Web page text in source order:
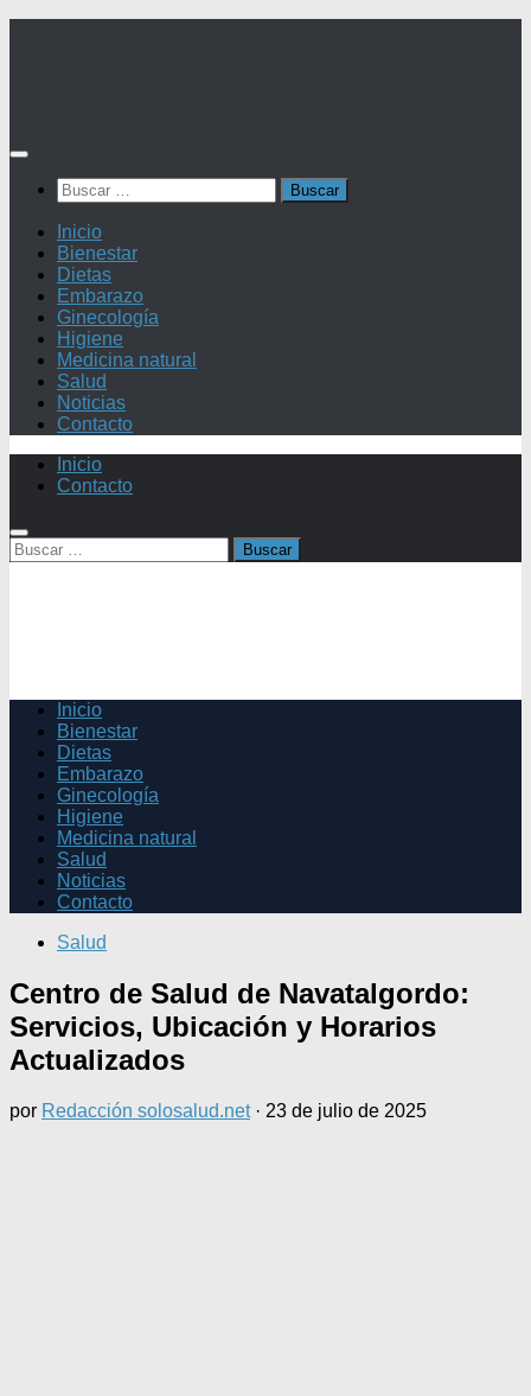
Buscar:
Inicio
Bienestar
Dietas
Embarazo
Ginecología
Higiene
Medicina natural
Salud
Noticias
Contacto
Inicio
Contacto
Buscar:
Inicio
Bienestar
Dietas
Embarazo
Ginecología
Higiene
Medicina natural
Salud
Noticias
Contacto
Salud
Centro de Salud de Navatalgordo:
Servicios, Ubicación y Horarios
Actualizados
por Redacción solosalud.net · 23 de julio de 2025